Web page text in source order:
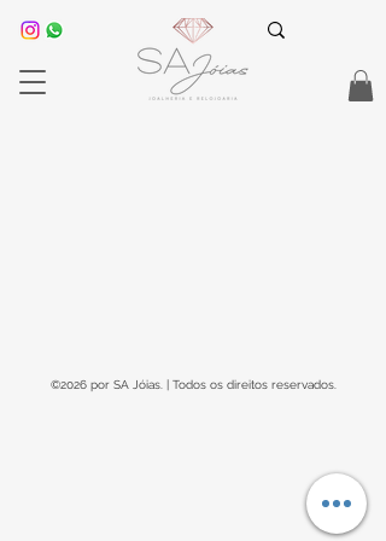
©2026 por SA Jóias. | Todos os direitos reservados.